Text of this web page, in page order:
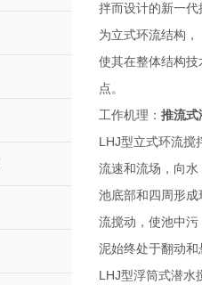
拌而设计的新一
为立式环流结构，
使其在整体结构
点。
工作机理： 推流式
LHJ型立式环流搅
流速和流场，向水
池底部和四周形
流搅动，使池中污
泥始终处于翻动
LHJ型浮筒式潜水